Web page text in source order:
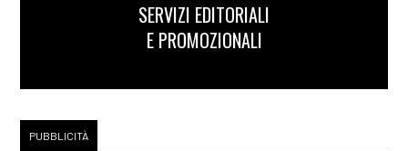
SERVIZI EDITORIALI
E PROMOZIONALI
PUBBLICITÀ